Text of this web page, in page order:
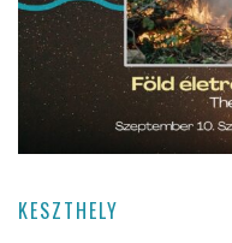
KESZTHELY